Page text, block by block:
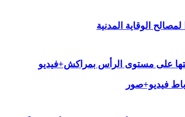
الوقاية المدنية
على مستوى الرأس بمراكش+فيديو
فيديو+صور